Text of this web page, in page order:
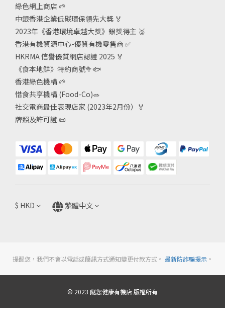
綠色網上商店 🌱
中銀香港企業低碳環保領先大獎 🏅
2023年《香港環境卓越大獎》銀獎得主 🥈
香港有機資源中心-優質有機零售商✅
HKRMA 信譽優質網店認證 2025 🏅
《食本地鮮》特約商號🥦🐟
香港綠色機構 🌱
惜食共享機構 (Food-Co)🥗
社交電商最佳表現店家 (2023年2月份）🏅
牌照及許可證 📜
$ HKD 繁體中文
提醒您，我們不會以電話或簡訊方式通知變更付款方式。 最新防詐騙提示。
© 2023 餸您健康有機店 版權所有